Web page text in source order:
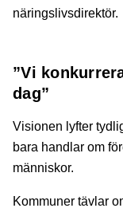
näringslivsdirektör.
”Vi
dag”
Visionen lyfter
bara handlar om
människor.
Kommuner tävlar